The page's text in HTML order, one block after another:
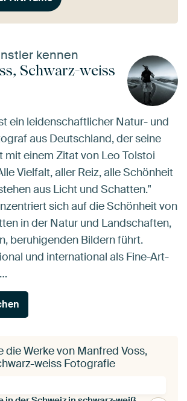
kennen
Schwarz-weiss
ein leidenschaftlicher Natur- und
aus Deutschland, der seine
mit einem Zitat von Leo Tolstoi
Vielfalt, aller Reiz, alle Schönheit
aus Licht und Schatten."
sich auf die Schönheit von
in der Natur und Landschaften,
beruhigenden Bildern führt.
und international als Fine-Art-
die Werke von Manfred Voss,
weiss Fotografie